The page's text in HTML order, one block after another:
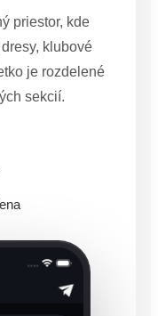
priestor, kde
klubové
je rozdelené
sekcií.